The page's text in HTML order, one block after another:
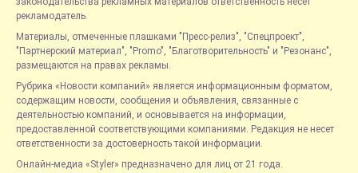
рекламодатель.
Материалы, отмеченные плашками "Пресс-релиз", "Спецпроект",
"Партнерский материал", "Promo", "Благотворительность" и "Резонанс",
размещаются на правах рекламы.
Рубрика «Новости компаний» является информационным форматом,
содержащим новости, сообщения и объявления, связанные с
деятельностью компаний, и основывается на информации,
предоставленной соответствующими компаниями. Редакция не несет
ответственности за достоверность такой информации.
Онлайн-медиа «Styler» предназначено для лиц от 21 года.